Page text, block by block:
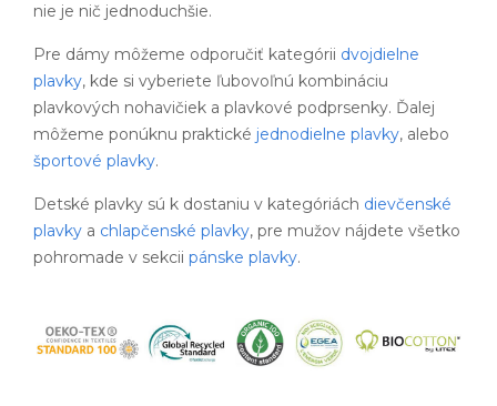
nie je nič jednoduchšie.
Pre dámy môžeme odporučiť kategórii dvojdielne
plavky, kde si vyberiete ľubovoľnú kombináciu
plavkových nohavičiek a plavkové podprsenky. Ďalej
môžeme ponúknu praktické jednodielne plavky, alebo
športové plavky.
Detské plavky sú k dostaniu v kategóriách dievčenské
plavky a chlapčenské plavky, pre mužov nájdete všetko
pohromade v sekcii pánske plavky.